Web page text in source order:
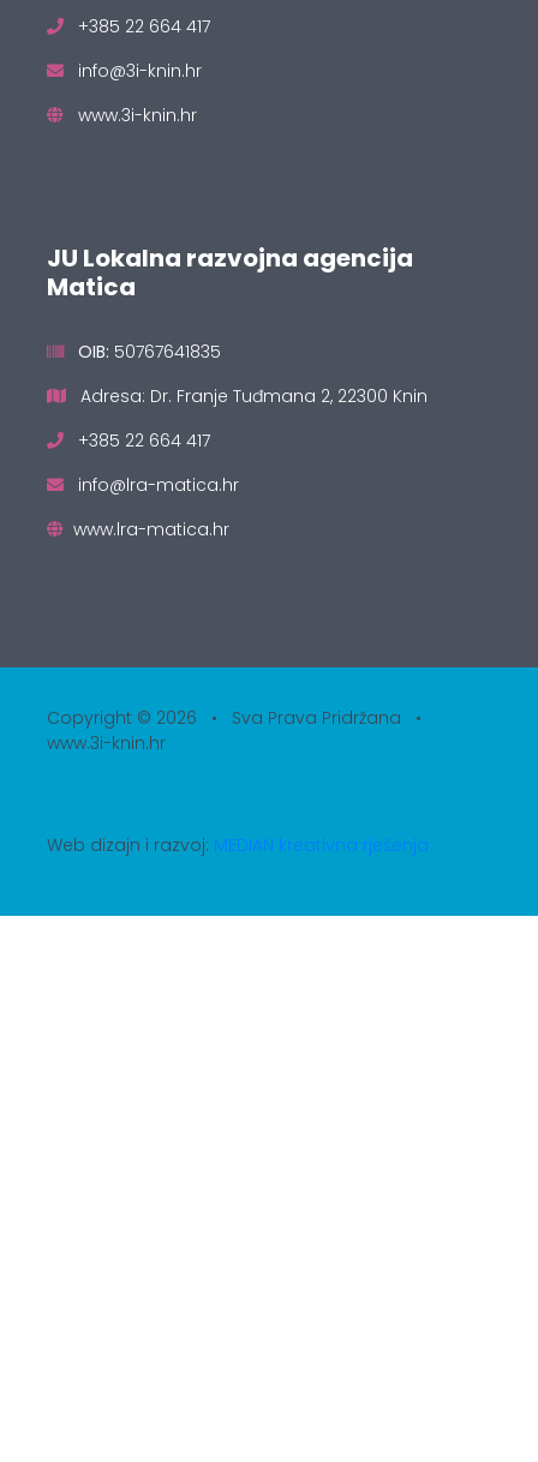
+385 22 664 417
info@3i-knin.hr
www.3i-knin.hr
JU Lokalna razvojna agencija
Matica
OIB: 50767641835
Adresa: Dr. Franje Tuđmana 2, 22300 Knin
+385 22 664 417
info@lra-matica.hr
www.lra-matica.hr
Copyright © 2026 • Sva Prava Pridržana •
www.3i-knin.hr
Web dizajn i razvoj: MEDIAN kreativna rješenja